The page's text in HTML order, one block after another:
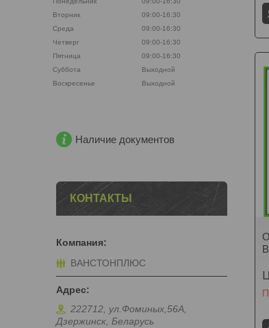
Вторник
09:00-16:30
Среда
09:00-16:30
Четверг
09:00-16:30
Пятница
09:00-16:30
Суббота
Выходной
Воскресенье
Выходной
Наличие документов
КОНТАКТЫ
ВАНСТОНПЛЮС
222712, ул.Фоминых,56А,
Дзержинск, Беларусь